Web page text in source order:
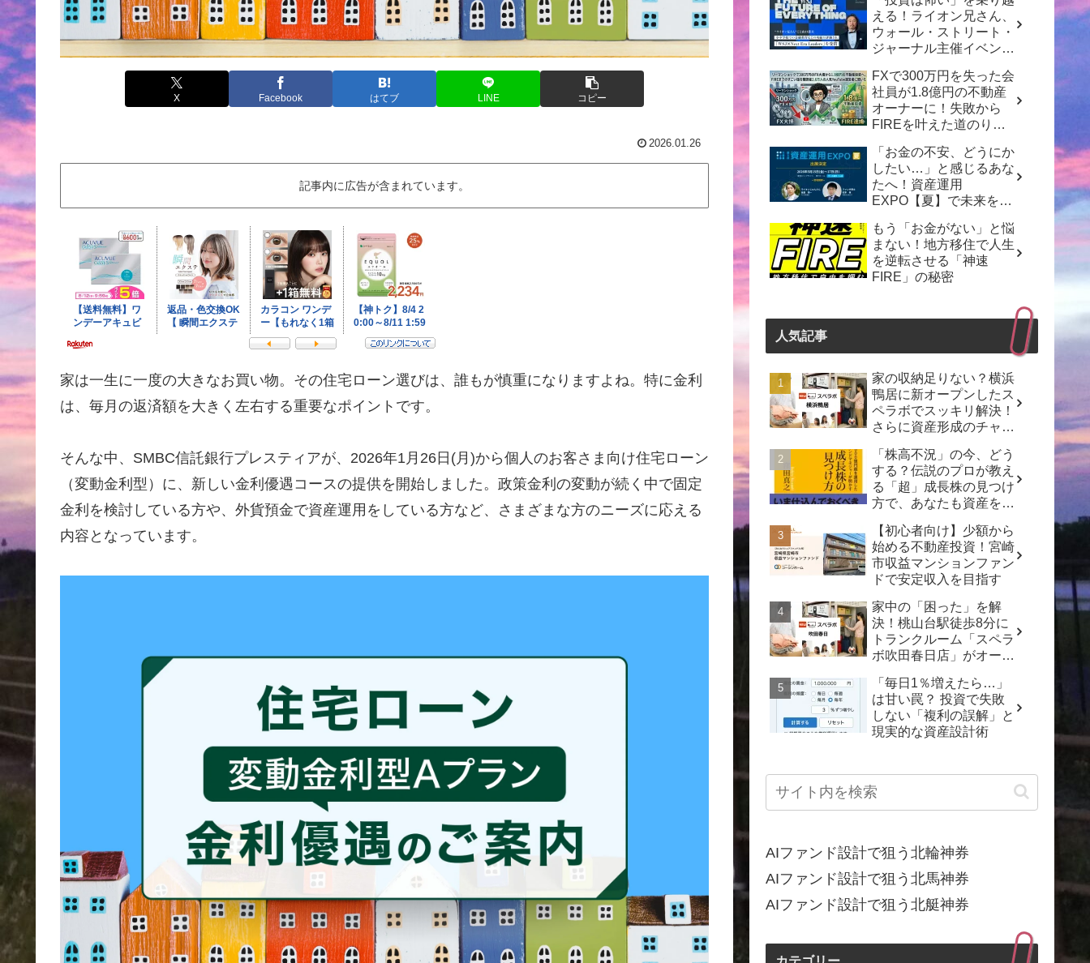
X Facebook はてブ LINE コピー
2026.01.26
記事内に広告が含まれています。
家は一生に一度の大きなお買い物。その住宅ローン選びは、誰もが慎重になりますよね。特に金利
は、毎月の返済額を大きく左右する重要なポイントです。
そんな中、SMBC信託銀行プレスティアが、2026年1月26日(月)から個人のお客さま向け住宅ローン
（変動金利型）に、新しい金利優遇コースの提供を開始しました。政策金利の変動が続く中で固定
金利を検討している方や、外貨預金で資産運用をしている方など、さまざまな方のニーズに応える
内容となっています。
える！ライオン兄さん、
ウォール・ストリート・
ジャーナル主催イベント
FXで300万円を失った会
社員が1.8億円の不動産
オーナーに！失敗から
FIREを叶えた道のりと
「お金の不安、どうにか
したい…」と感じるあな
たへ！資産運用
EXPO【夏】で未来を変
もう「お金がない」と悩
まない！地方移住で人生
を逆転させる「神速
FIRE」の秘密
人気記事
家の収納足りない？横浜
鴨居に新オープンしたス
ペラボでスッキリ解決！
さらに資産形成のチャン
「株高不況」の今、どう
する？伝説のプロが教え
る「超」成長株の見つけ
方で、あなたも資産を増
【初心者向け】少額から
始める不動産投資！宮崎
市収益マンションファン
ドで安定収入を目指す
家中の「困った」を解
決！桃山台駅徒歩8分に
トランクルーム「スペラ
ボ吹田春日店」がオープ
「毎日1％増えたら…」
は甘い罠？ 投資で失敗
しない「複利の誤解」と
現実的な資産設計術
AIファンド設計で狙う北輪神券
AIファンド設計で狙う北馬神券
AIファンド設計で狙う北艇神券